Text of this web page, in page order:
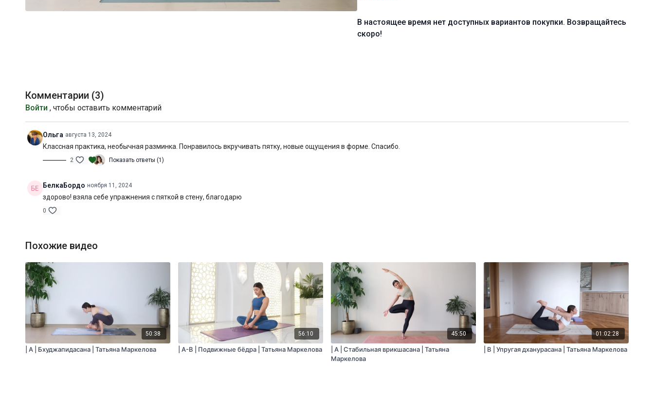
Нагрузка:
В настоящее время нет доступных вариантов покупки. Возвращайтесь
скоро!
Комментарии (3)
Войти , чтобы оставить комментарий
Ольга августа 13, 2024
Классная практика, необычная разминка. Понравилось вкручивать пятку, новые ощущения в форме. Спасибо.
2 Показать ответы (1)
БелкаБордо ноября 11, 2024
здорово! взяла себе упражнения с пяткой в стену, благодарю
0
Похожие видео
50:38
| A | Бхуджапидасана | Татьяна Маркелова
56:10
| A-B | Подвижные бёдра | Татьяна Маркелова
45:50
| A | Стабильная врикшасана | Татьяна
Маркелова
01:02:28
| B | Упругая дханурасана | Татьяна Маркелова